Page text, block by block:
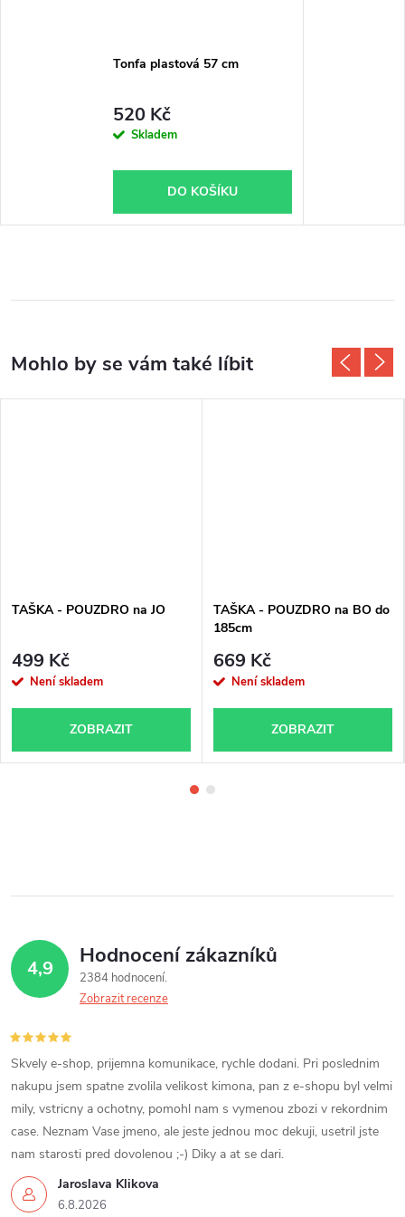
Tonfa plastová 57 cm
520 Kč
Skladem
DO KOŠÍKU
TAŠKA - POUZDRO na JO
499 Kč
Není skladem
ZOBRAZIT
TAŠKA - POUZDRO na BO do
185cm
669 Kč
Není skladem
ZOBRAZIT
4,9 Hodnocení zákazníků
2384 hodnocení
Zobrazit recenze
Jaroslava Klikova
6.8.2026
Skvely e-shop, prijemna komunikace, rychle dodani. Pri poslednim
nakupu jsem spatne zvolila velikost kimona, pan z e-shopu byl velmi
mily, vstricny a ochotny, pomohl nam s vymenou zbozi v rekordnim
case. Neznam Vase jmeno, ale jeste jednou moc dekuji, usetril jste
nam starosti pred dovolenou ;-) Diky a at se dari.